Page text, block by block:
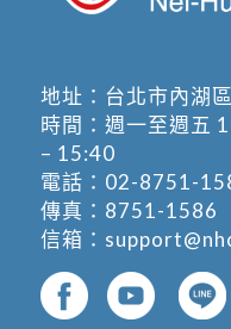
地址： 台北市內湖
時間：週一至週五
– 15:40
電話： 02-8751-
傳真：8751-1586
信箱：